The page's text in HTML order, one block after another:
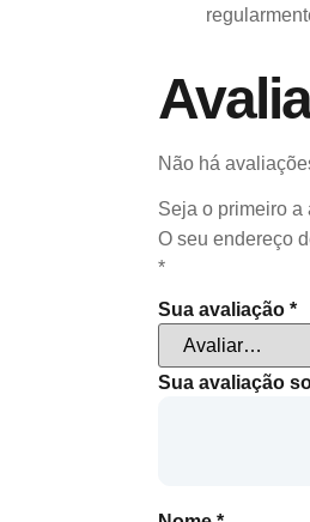
Não há
Seja o primeiro a
O seu endereço
*
Sua avaliação *
Sua avaliação